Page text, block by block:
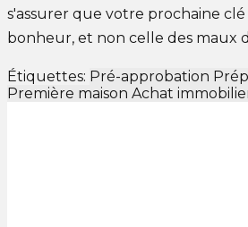
s'assurer que votre prochaine
bonheur, et non celle des maux
Étiquettes: Pré-approbation
Première maison Achat